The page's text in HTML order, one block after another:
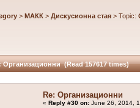
> МАКК> Дискусионна стая> Topic:
Организационни (Read 157617 times)
Re: Организационни
« Reply #30 on:June 26, 2014,